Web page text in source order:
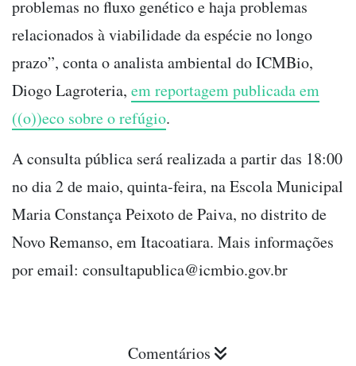
problemas no fluxo genético e haja problemas
relacionados à viabilidade da espécie no longo
prazo”, conta o analista ambiental do ICMBio,
Diogo Lagroteria, em reportagem publicada em
((o))eco sobre o refúgio.
A consulta pública será realizada a partir das 18:00
no dia 2 de maio, quinta-feira, na Escola Municipal
Maria Constança Peixoto de Paiva, no distrito de
Novo Remanso, em Itacoatiara. Mais informações
por email: consultapublica@icmbio.gov.br
Comentários